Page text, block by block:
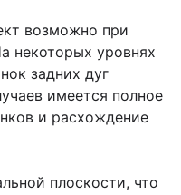
возможно при
некоторых уровнях
задних дуг
имеется полное
и расхождение
плоскости, что